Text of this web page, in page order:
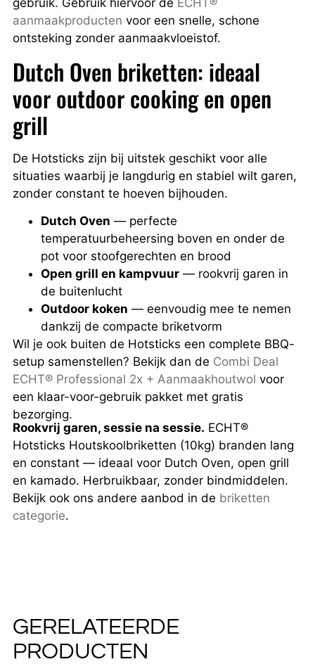
aanmaakproducten voor een snelle, schone
ontsteking zonder aanmaakvloeistof.
Dutch Oven briketten: ideaal
voor outdoor cooking en open
grill
De Hotsticks zijn bij uitstek geschikt voor alle
situaties waarbij je langdurig en stabiel wilt garen,
zonder constant te hoeven bijhouden.
Dutch Oven — perfecte
temperatuurbeheersing boven en onder de
pot voor stoofgerechten en brood
Open grill en kampvuur— rookvrij garen in
de buitenlucht
Outdoor koken — eenvoudig mee te nemen
dankzij de compacte briketvorm
Wil je ook buiten de Hotsticks een complete BBQ-
setup samenstellen? Bekijk dan de Combi Deal
ECHT® Professional 2x + Aanmaakhoutwol voor
een klaar-voor-gebruik pakket met gratis
bezorging.
Rookvrij garen, sessie na sessie. ECHT®
Hotsticks Houtskoolbriketten (10kg) branden lang
en constant — ideaal voor Dutch Oven, open grill
en kamado. Herbruikbaar, zonder bindmiddelen.
Bekijk ook ons andere aanbod in de briketten
categorie.
GERELATEERDE
PRODUCTEN